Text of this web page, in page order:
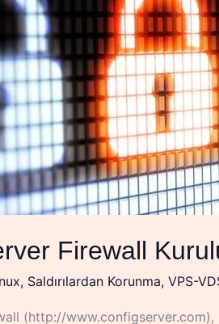
Firewall
, Saldırılardan Korunma, VPS-
(http://www.configserver.com),